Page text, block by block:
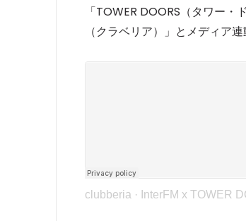
「TOWER DOORS（タワー
（クラベリア）」とメディア連
clubberia · InterFM x TOWER